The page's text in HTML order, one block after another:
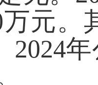
万元。
2024年